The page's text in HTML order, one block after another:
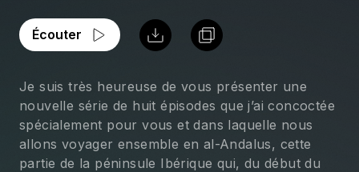
Écouter
Je suis très heureuse de vous présenter une
nouvelle série de huit épisodes que j’ai concoctée
spécialement pour vous et dans laquelle nous
allons voyager ensemble en al-Andalus, cette
partie de la péninsule Ibérique qui, du début du